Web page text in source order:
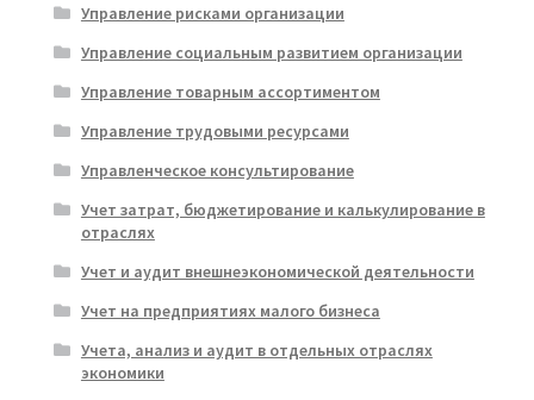
Управление рисками организации
Управление социальным развитием организации
Управление товарным ассортиментом
Управление трудовыми ресурсами
Управленческое консультирование
Учет затрат, бюджетирование и калькулирование в
отраслях
Учет и аудит внешнеэкономической деятельности
Учет на предприятиях малого бизнеса
Учета, анализ и аудит в отдельных отраслях
экономики